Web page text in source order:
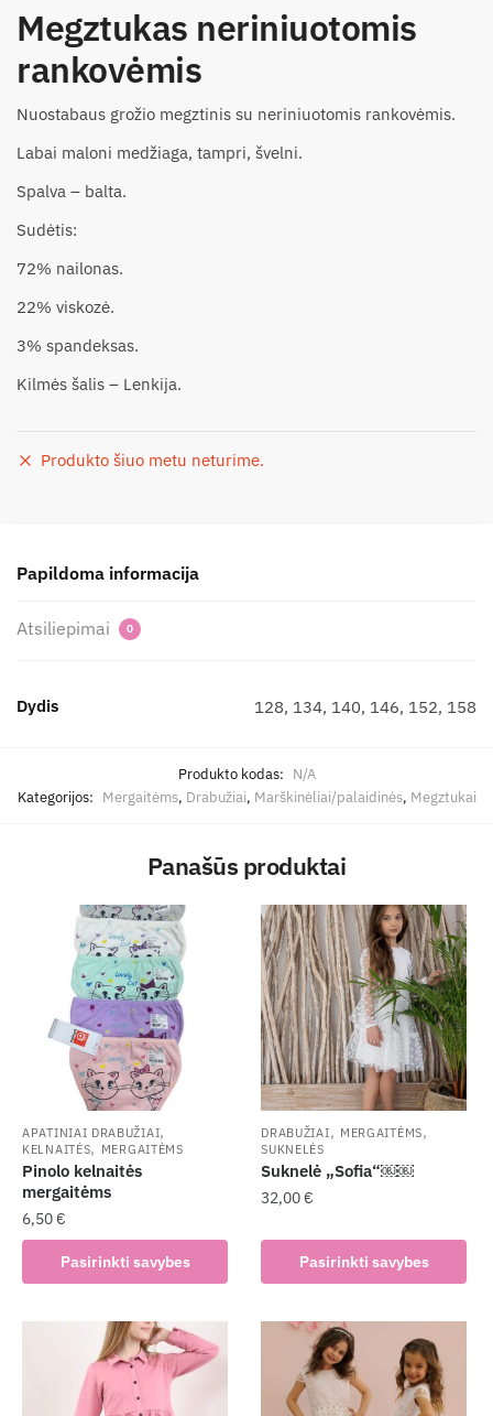
Megztukas neriniuotomis
rankovėmis
Nuostabaus grožio megztinis su neriniuotomis rankovėmis.
Labai maloni medžiaga, tampri, švelni.
Spalva – balta.
Sudėtis:
72% nailonas.
22% viskozė.
3% spandeksas.
Kilmės šalis – Lenkija.
Produkto šiuo metu neturime.
Papildoma informacija
Atsiliepimai 0
Dydis 128, 134, 140, 146, 152, 158
Produkto kodas: N/A
Kategorijos: Mergaitėms, Drabužiai, Marškinėliai/palaidinės, Megztukai
Panašūs produktai
APATINIAI DRABUŽIAI,
KELNAITĖS, MERGAITĖMS
Pinolo kelnaitės
mergaitėms
6,50€
Pasirinkti savybes
product
DRABUŽIAI, MERGAITĖMS,
SUKNELĖS
Suknelė „Sofia“￼￼
32,00€
Pasirinkti savybes
product
has
variants.
options